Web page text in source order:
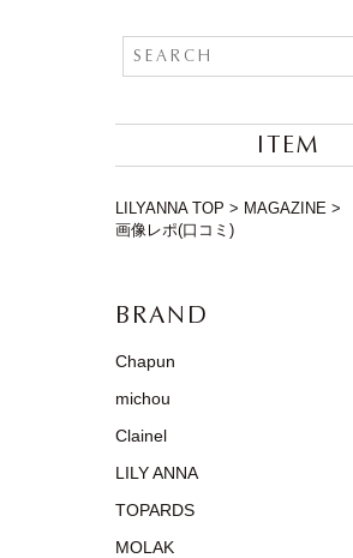
ITEM
LILYANNA TOP > MAGAZINE >
画像レポ(口コミ)
BRAND
Chapun
michou
Clainel
LILY ANNA
TOPARDS
MOLAK